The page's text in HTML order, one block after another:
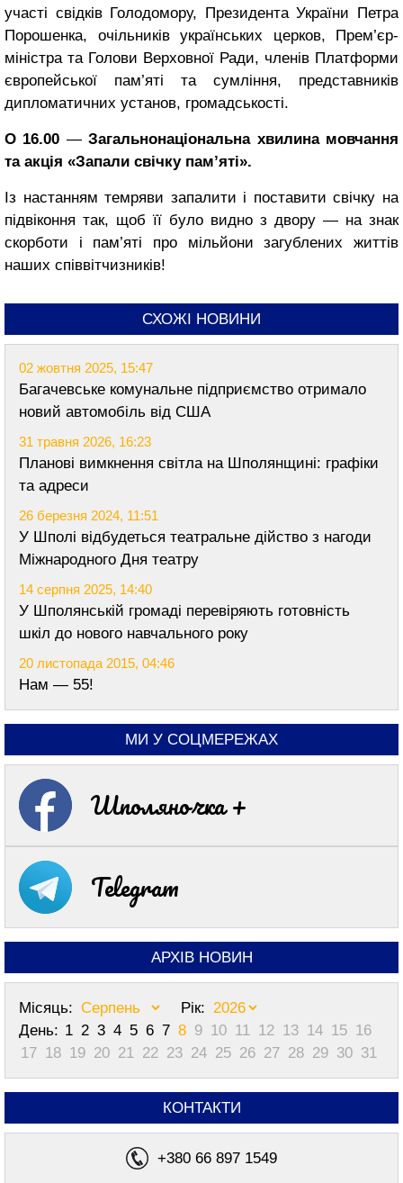
участі свідків Голодомору, Президента України Петра
Порошенка, очільників українських церков, Прем’єр-
міністра та Голови Верховної Ради, членів Платформи
європейської пам’яті та сумління, представників
дипломатичних установ, громадськості.
О 16.00 —Загальнонаціональна хвилина мовчання
та акція «Запали свічку пам’яті».
Із настанням темряви запалити і поставити свічку на
підвіконня так, щоб її було видно з двору — на знак
скорботи і пам’яті про мільйони загублених життів
наших співвітчизників!
СХОЖІ НОВИНИ
02 жовтня 2025, 15:47
Багачевське комунальне підприємство отримало
новий автомобіль від США
31 травня 2026, 16:23
Планові вимкнення світла на Шполянщині: графіки
та адреси
26 березня 2024, 11:51
У Шполі відбудеться театральне дійство з нагоди
Міжнародного Дня театру
14 серпня 2025, 14:40
У Шполянській громаді перевіряють готовність
шкіл до нового навчального року
20 листопада 2015, 04:46
Нам — 55!
МИ У СОЦМЕРЕЖАХ
Шполяночка +
Telegram
АРХІВ НОВИН
Місяць:
Рік:
День: 1 2 3 4 5 6 7 8 9 10 11 12 13 14 15 16
17 18 19 20 21 22 23 24 25 26 27 28 29 30 31
КОНТАКТИ
+380 66 897 1549